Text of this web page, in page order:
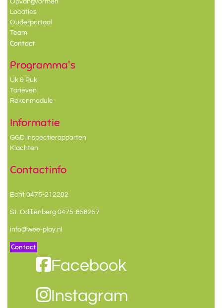
Opvangvormen
Locaties
Ouderportaal
Team
Contact
Programma's
Uk & Puk
Tarieven
Rekenmodule
Informatie
GGD Inspectierapporten
Klachten
Contactinfo
Echt 0475-212282
St. Odiliënberg 0475-858257
info@wee-play.nl
Contact
Facebook
Instagram